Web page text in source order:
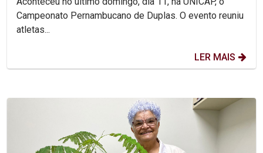
Campeonato Pernambucano de Duplas. O evento reuniu
atletas...
LER MAIS